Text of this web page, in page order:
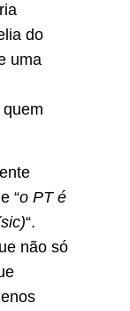
do
uma
“o PT é
“.
não só